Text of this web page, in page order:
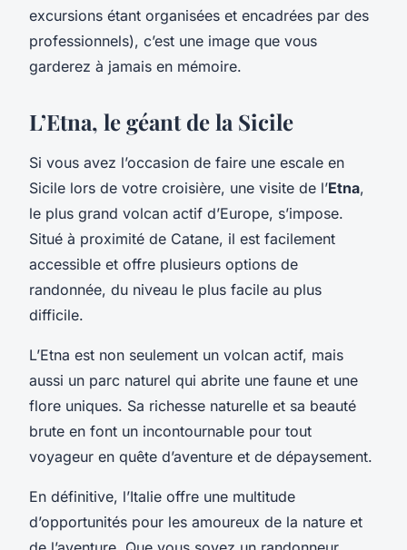
excursions étant organisées et encadrées par des
professionnels), c’est une image que vous
garderez à jamais en mémoire.
L’Etna, le géant de la Sicile
Si vous avez l’occasion de faire une escale en
Sicile lors de votre croisière, une visite de l’Etna,
le plus grand volcan actif d’Europe, s’impose.
Situé à proximité de Catane, il est facilement
accessible et offre plusieurs options de
randonnée, du niveau le plus facile au plus
difficile.
L’Etna est non seulement un volcan actif, mais
aussi un parc naturel qui abrite une faune et une
flore uniques. Sa richesse naturelle et sa beauté
brute en font un incontournable pour tout
voyageur en quête d’aventure et de dépaysement.
En définitive, l’Italie offre une multitude
d’opportunités pour les amoureux de la nature et